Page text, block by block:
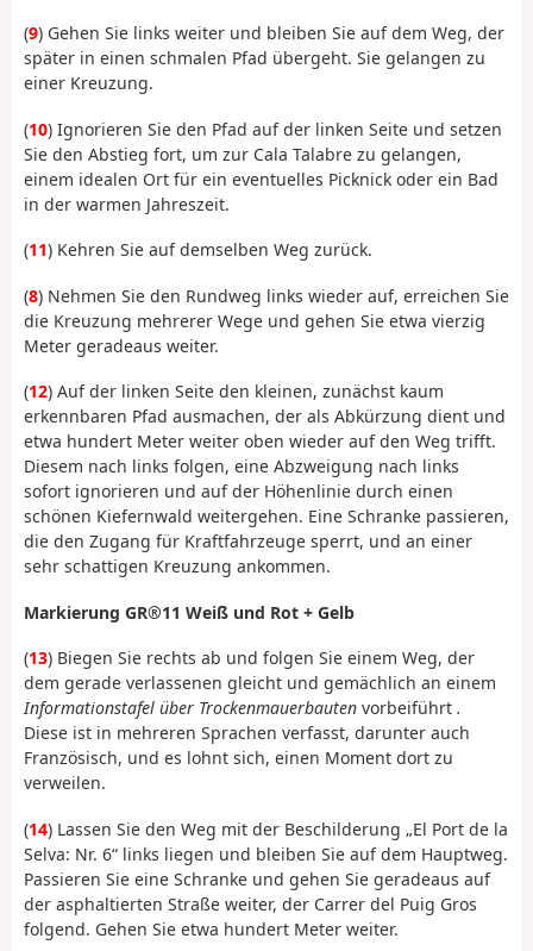
(9) Gehen Sie links weiter und bleiben Sie auf dem Weg, der
später in einen schmalen Pfad übergeht. Sie gelangen zu
einer Kreuzung.
(10) Ignorieren Sie den Pfad auf der linken Seite und setzen
Sie den Abstieg fort, um zur Cala Talabre zu gelangen,
einem idealen Ort für ein eventuelles Picknick oder ein Bad
in der warmen Jahreszeit.
(11) Kehren Sie auf demselben Weg zurück.
(8) Nehmen Sie den Rundweg links wieder auf, erreichen Sie
die Kreuzung mehrerer Wege und gehen Sie etwa vierzig
Meter geradeaus weiter.
(12) Auf der linken Seite den kleinen, zunächst kaum
erkennbaren Pfad ausmachen, der als Abkürzung dient und
etwa hundert Meter weiter oben wieder auf den Weg trifft.
Diesem nach links folgen, eine Abzweigung nach links
sofort ignorieren und auf der Höhenlinie durch einen
schönen Kiefernwald weitergehen. Eine Schranke passieren,
die den Zugang für Kraftfahrzeuge sperrt, und an einer
sehr schattigen Kreuzung ankommen.
Markierung GR®11 Weiß und Rot + Gelb
(13) Biegen Sie rechts ab und folgen Sie einem Weg, der
dem gerade verlassenen gleicht und gemächlich an einem
Informationstafel über Trockenmauerbauten vorbeiführt .
Diese ist in mehreren Sprachen verfasst, darunter auch
Französisch, und es lohnt sich, einen Moment dort zu
verweilen.
(14) Lassen Sie den Weg mit der Beschilderung „El Port de la
Selva: Nr. 6“ links liegen und bleiben Sie auf dem Hauptweg.
Passieren Sie eine Schranke und gehen Sie geradeaus auf
der asphaltierten Straße weiter, der Carrer del Puig Gros
folgend. Gehen Sie etwa hundert Meter weiter.